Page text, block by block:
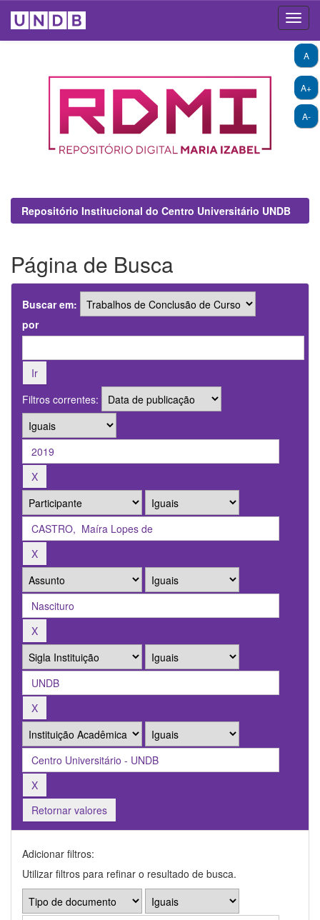
A+
A-
A
Repositório Institucional do Centro Universitário UNDB
Página de Busca
Buscar em:
por
Filtros correntes:
Retornar valores
Adicionar filtros:
Utilizar filtros para refinar o resultado de busca.